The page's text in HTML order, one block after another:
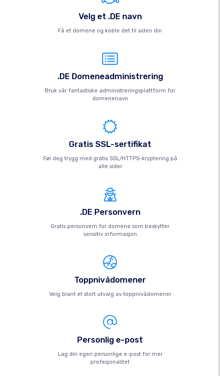
Velg et .DE navn
Få et domene og koble det til siden din
.DE Domeneadministrering
Bruk vår fantastiske administreringsplattform for
domenenavn
Gratis SSL-sertifikat
Føl deg trygg med gratis SSL/HTTPS-kryptering på
alle sider
.DE Personvern
Gratis personvern for domene som beskytter
sensitiv informasjon
Toppnivådomener
Velg blant et stort utvalg av toppnivådomener
Personlig e-post
Lag din egen personlige e-post for mer
profesjonalitet